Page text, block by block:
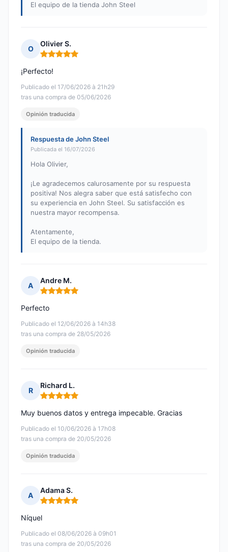
El equipo de la tienda John Steel
O
Olivier S.
Nota: 5 de 5
Publicado el 17/06/2026 à 21h29
tras una compra de 05/06/2026
¡Perfecto!
Opinión traducida
Respuesta de John Steel
Publicada el 16/07/2026
Hola Olivier,
¡Le agradecemos calurosamente por su respuesta
positiva! Nos alegra saber que está satisfecho con
su experiencia en John Steel. Su satisfacción es
nuestra mayor recompensa.
Atentamente,
El equipo de la tienda.
A
Andre M.
Nota: 5 de 5
Publicado el 12/06/2026 à 14h38
tras una compra de 28/05/2026
Perfecto
Opinión traducida
R
Richard L.
Nota: 5 de 5
Publicado el 10/06/2026 à 17h08
tras una compra de 20/05/2026
Muy buenos datos y entrega impecable. Gracias
Opinión traducida
A
Adama S.
Nota: 5 de 5
Publicado el 08/06/2026 à 09h01
tras una compra de 20/05/2026
Níquel